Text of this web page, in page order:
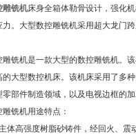
雕铣机床身全箱体勒骨设计，强化
力。大型数控雕铣机采用超大龙门
机是一款大型的数控雕铣机。该
的大型数控机床。该机床采用了多
部件制造领域，以及电视边框的加
铣机用途特点：
高强度树脂砂铸件，经回火、震